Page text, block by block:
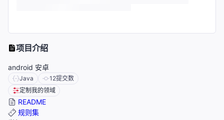
项目介绍
android 安卓
Java 12提交数
定制我的领域
README
规则集